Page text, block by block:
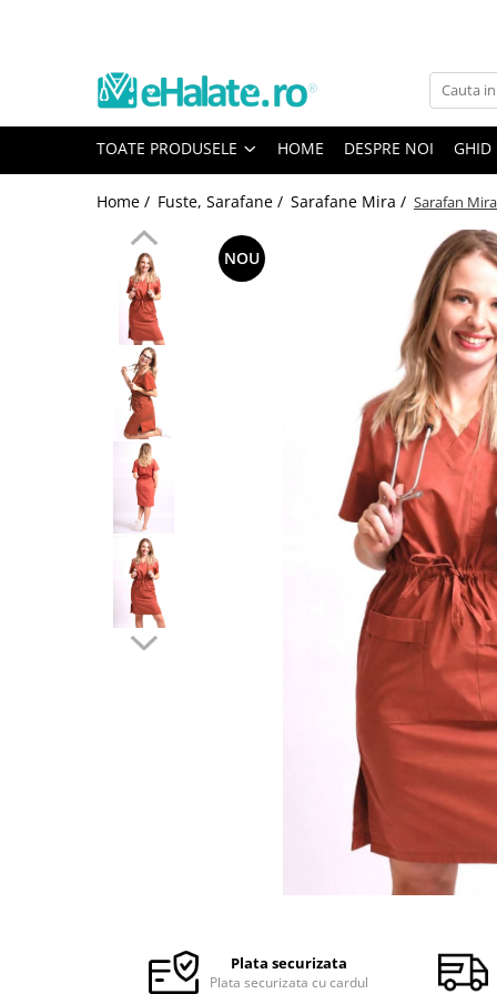
Toate Produsele
Bluze Unisex
Bluze unisex cu imprimeuri
Bluze medicale uni
Halate medicale
Halate medicale femei
Halate medicale barbati
Halate medicale P2 cu fluturas
Halate medicale cu nasturi
Halate medicale cu fermoar
Halate medicale polar - unisex
TOATE PRODUSELE HOME DESPRE NOI GHID
Home / Fuste, Sarafane / Sarafane Mira / Sarafan
NOU
Facebook
Plata securizata
Plata securizata cu cardul